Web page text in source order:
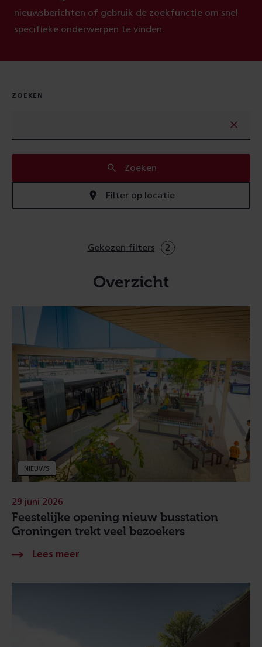
nieuwsberichten of gebruik de zoekfunctie om snel
specifieke onderwerpen te vinden.
ZOEKEN
Zoeken
Filter op locatie
Gekozen filters 2
Overzicht
NIEUWS
Feestelijke opening nieuw busstation
Groningen trekt veel bezoekers
29 juni 2026